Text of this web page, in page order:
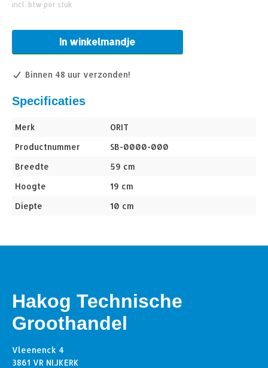
incl. btw per stuk
In winkelmandje
Binnen 48 uur verzonden!
Specificaties
Merk
ORIT
Productnummer
SB-0000-000
Breedte
59 cm
Hoogte
19 cm
Diepte
10 cm
Hakog Technische
Groothandel
Vleenenck 4
3861 VR NIJKERK